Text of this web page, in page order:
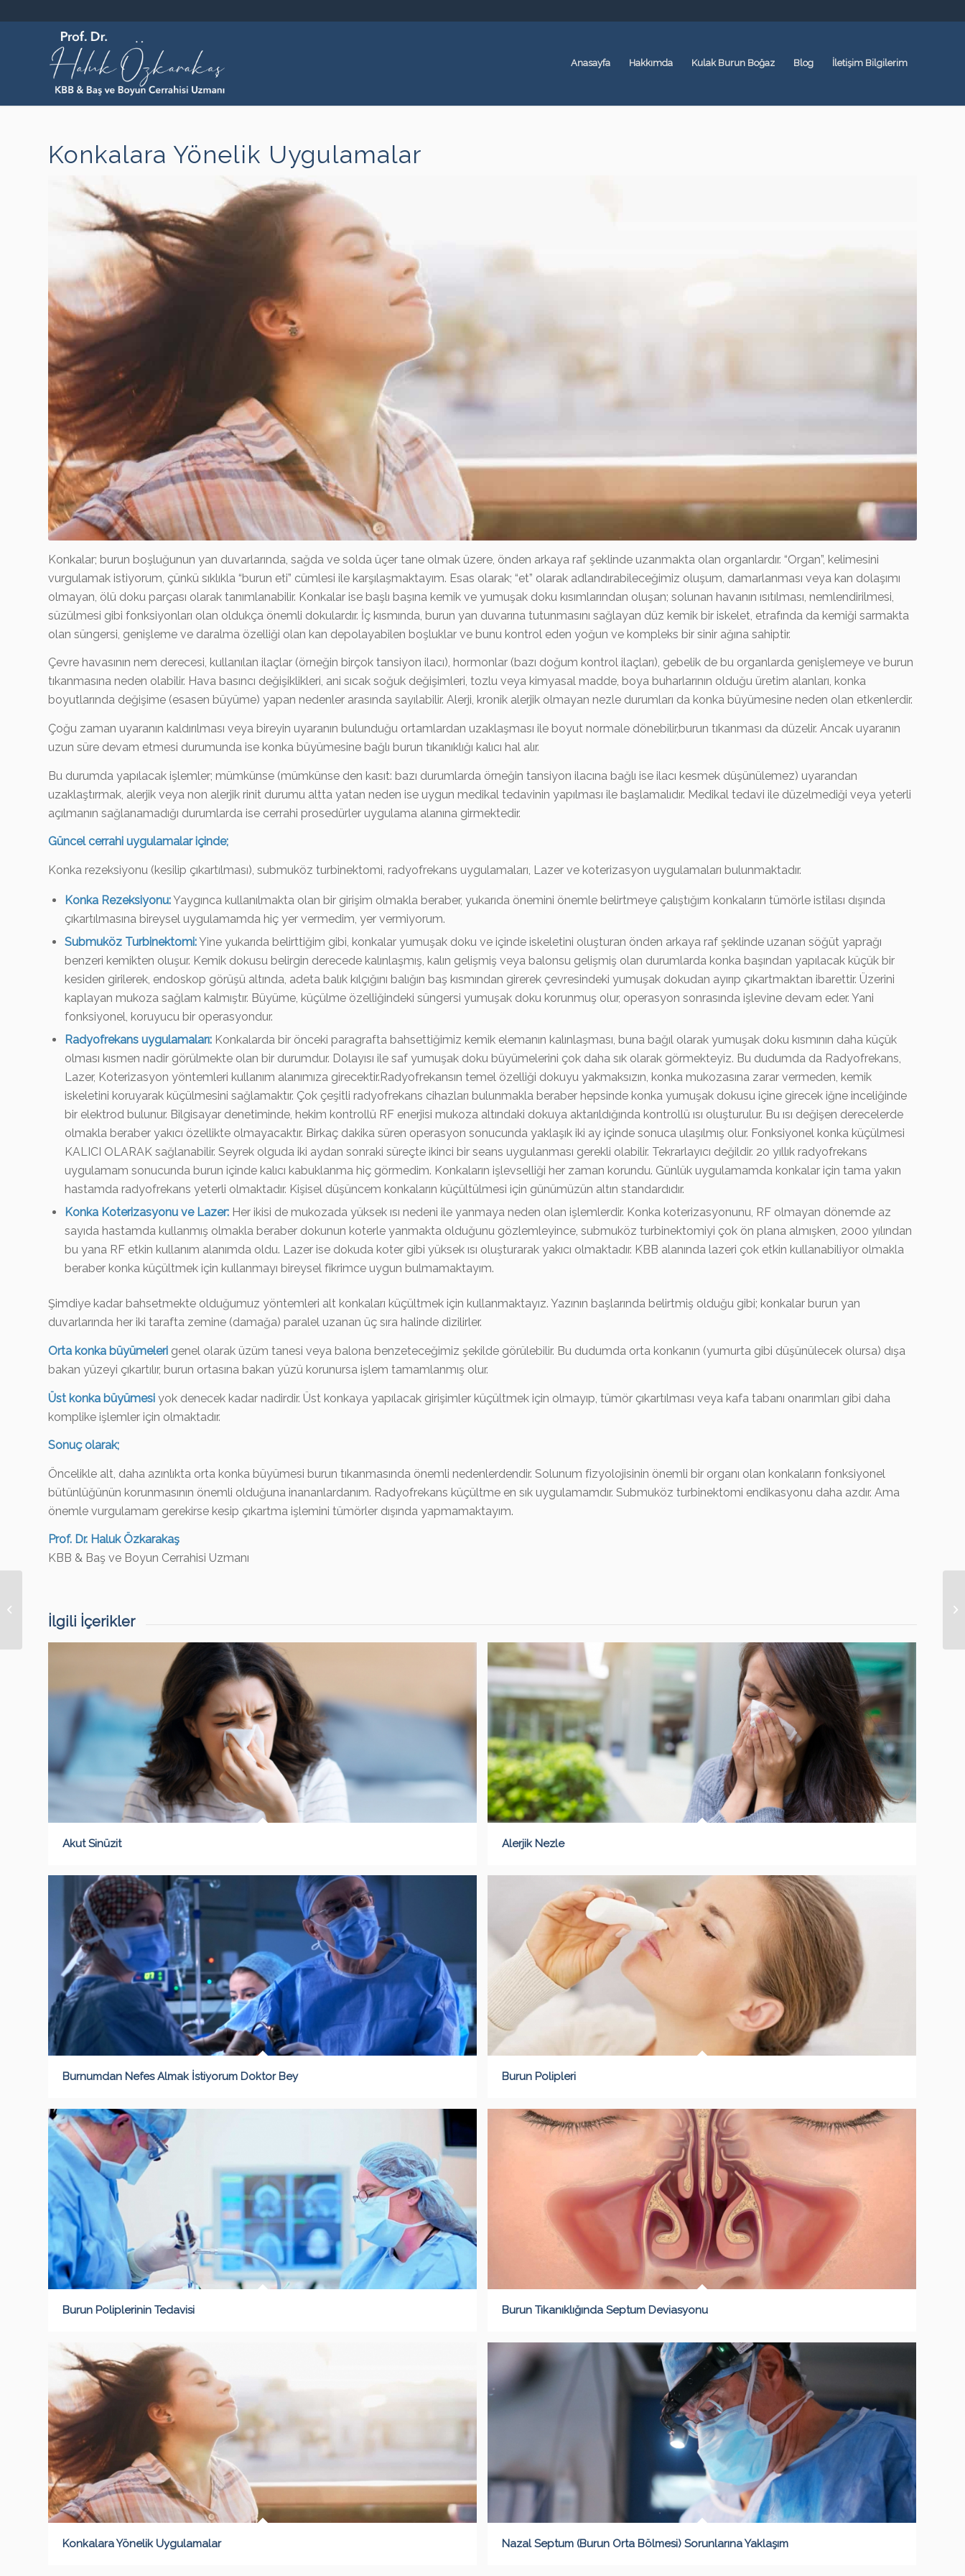
Anasayfa Hakkımda Kulak Burun Boğaz Blog İletişim Bilgilerim
Konkalara Yönelik Uygulamalar
Konkalar; burun boşluğunun yan duvarlarında, sağda ve solda üçer tane olmak üzere, önden arkaya raf şeklinde uzanmakta olan organlardır. “Organ”, kelimesini
vurgulamak istiyorum, çünkü sıklıkla “burun eti” cümlesi ile karşılaşmaktayım. Esas olarak; “et” olarak adlandırabileceğimiz oluşum, damarlanması veya kan dolaşımı
olmayan, ölü doku parçası olarak tanımlanabilir. Konkalar ise başlı başına kemik ve yumuşak doku kısımlarından oluşan; solunan havanın ısıtılması, nemlendirilmesi,
süzülmesi gibi fonksiyonları olan oldukça önemli dokulardır. İç kısmında, burun yan duvarına tutunmasını sağlayan düz kemik bir iskelet, etrafında da kemiği sarmakta
olan süngersi, genişleme ve daralma özelliği olan kan depolayabilen boşluklar ve bunu kontrol eden yoğun ve kompleks bir sinir ağına sahiptir.
Çevre havasının nem derecesi, kullanılan ilaçlar (örneğin birçok tansiyon ilacı), hormonlar (bazı doğum kontrol ilaçları), gebelik de bu organlarda genişlemeye ve burun
tıkanmasına neden olabilir. Hava basıncı değişiklikleri, ani sıcak soğuk değişimleri, tozlu veya kimyasal madde, boya buharlarının olduğu üretim alanları, konka
boyutlarında değişime (esasen büyüme) yapan nedenler arasında sayılabilir. Alerji, kronik alerjik olmayan nezle durumları da konka büyümesine neden olan etkenlerdir.
Çoğu zaman uyaranın kaldırılması veya bireyin uyaranın bulunduğu ortamlardan uzaklaşması ile boyut normale dönebilir,burun tıkanması da düzelir. Ancak uyaranın
uzun süre devam etmesi durumunda ise konka büyümesine bağlı burun tıkanıklığı kalıcı hal alır.
Bu durumda yapılacak işlemler; mümkünse (mümkünse den kasıt: bazı durumlarda örneğin tansiyon ilacına bağlı ise ilacı kesmek düşünülemez) uyarandan
uzaklaştırmak, alerjik veya non alerjik rinit durumu altta yatan neden ise uygun medikal tedavinin yapılması ile başlamalıdır. Medikal tedavi ile düzelmediği veya yeterli
açılmanın sağlanamadığı durumlarda ise cerrahi prosedürler uygulama alanına girmektedir.
Güncel cerrahi uygulamalar içinde;
Konka rezeksiyonu (kesilip çıkartılması), submuköz turbinektomi, radyofrekans uygulamaları, Lazer ve koterizasyon uygulamaları bulunmaktadır.
Konka Rezeksiyonu:Yaygınca kullanılmakta olan bir girişim olmakla beraber, yukarıda önemini önemle belirtmeye çalıştığım konkaların tümörle istilası dışında
çıkartılmasına bireysel uygulamamda hiç yer vermedim, yer vermiyorum.
Submuköz Turbinektomi:Yine yukarıda belirttiğim gibi, konkalar yumuşak doku ve içinde iskeletini oluşturan önden arkaya raf şeklinde uzanan söğüt yaprağı
benzeri kemikten oluşur. Kemik dokusu belirgin derecede kalınlaşmış, kalın gelişmiş veya balonsu gelişmiş olan durumlarda konka başından yapılacak küçük bir
kesiden girilerek, endoskop görüşü altında, adeta balık kılçığını balığın baş kısmından girerek çevresindeki yumuşak dokudan ayırıp çıkartmaktan ibarettir. Üzerini
kaplayan mukoza sağlam kalmıştır. Büyüme, küçülme özelliğindeki süngersi yumuşak doku korunmuş olur, operasyon sonrasında işlevine devam eder. Yani
fonksiyonel, koruyucu bir operasyondur.
Radyofrekans uygulamaları: Konkalarda bir önceki paragrafta bahsettiğimiz kemik elemanın kalınlaşması, buna bağıl olarak yumuşak doku kısmının daha küçük
olması kısmen nadir görülmekte olan bir durumdur. Dolayısı ile saf yumuşak doku büyümelerini çok daha sık olarak görmekteyiz. Bu dudumda da Radyofrekans,
Lazer, Koterizasyon yöntemleri kullanım alanımıza girecektir.Radyofrekansın temel özelliği dokuyu yakmaksızın, konka mukozasına zarar vermeden, kemik
iskeletini koruyarak küçülmesini sağlamaktır. Çok çeşitli radyofrekans cihazları bulunmakla beraber hepsinde konka yumuşak dokusu içine girecek iğne inceliğinde
bir elektrod bulunur. Bilgisayar denetiminde, hekim kontrollü RF enerjisi mukoza altındaki dokuya aktarıldığında kontrollü ısı oluşturulur. Bu ısı değişen derecelerde
olmakla beraber yakıcı özellikte olmayacaktır. Birkaç dakika süren operasyon sonucunda yaklaşık iki ay içinde sonuca ulaşılmış olur. Fonksiyonel konka küçülmesi
KALICI OLARAK sağlanabilir. Seyrek olguda iki aydan sonraki süreçte ikinci bir seans uygulanması gerekli olabilir. Tekrarlayıcı değildir. 20 yıllık radyofrekans
uygulamam sonucunda burun içinde kalıcı kabuklanma hiç görmedim. Konkaların işlevselliği her zaman korundu. Günlük uygulamamda konkalar için tama yakın
hastamda radyofrekans yeterli olmaktadır. Kişisel düşüncem konkaların küçültülmesi için günümüzün altın standardıdır.
Konka Koterizasyonu ve Lazer: Her ikisi de mukozada yüksek ısı nedeni ile yanmaya neden olan işlemlerdir. Konka koterizasyonunu, RF olmayan dönemde az
sayıda hastamda kullanmış olmakla beraber dokunun koterle yanmakta olduğunu gözlemleyince, submuköz turbinektomiyi çok ön plana almışken, 2000 yılından
bu yana RF etkin kullanım alanımda oldu. Lazer ise dokuda koter gibi yüksek ısı oluşturarak yakıcı olmaktadır. KBB alanında lazeri çok etkin kullanabiliyor olmakla
beraber konka küçültmek için kullanmayı bireysel fikrimce uygun bulmamaktayım.
Şimdiye kadar bahsetmekte olduğumuz yöntemleri alt konkaları küçültmek için kullanmaktayız. Yazının başlarında belirtmiş olduğu gibi; konkalar burun yan
duvarlarında her iki tarafta zemine (damağa) paralel uzanan üç sıra halinde dizilirler.
Orta konka büyümeleri genel olarak üzüm tanesi veya balona benzeteceğimiz şekilde görülebilir. Bu dudumda orta konkanın (yumurta gibi düşünülecek olursa) dışa
bakan yüzeyi çıkartılır, burun ortasına bakan yüzü korunursa işlem tamamlanmış olur.
Üst konka büyümesi yok denecek kadar nadirdir. Üst konkaya yapılacak girişimler küçültmek için olmayıp, tümör çıkartılması veya kafa tabanı onarımları gibi daha
komplike işlemler için olmaktadır.
Sonuç olarak;
Öncelikle alt, daha azınlıkta orta konka büyümesi burun tıkanmasında önemli nedenlerdendir. Solunum fizyolojisinin önemli bir organı olan konkaların fonksiyonel
bütünlüğünün korunmasının önemli olduğuna inananlardanım. Radyofrekans küçültme en sık uygulamamdır. Submuköz turbinektomi endikasyonu daha azdır. Ama
önemle vurgulamam gerekirse kesip çıkartma işlemini tümörler dışında yapmamaktayım.
Prof. Dr. Haluk Özkarakaş
KBB & Baş ve Boyun Cerrahisi Uzmanı
İlgili İçerikler
Akut Sinüzit Alerjik Nezle
Burnumdan Nefes Almak İstiyorum Doktor Bey Burun Polipleri
Burun Poliplerinin Tedavisi Burun Tıkanıklığında Septum Deviasyonu
Konkalara Yönelik Uygulamalar Nazal Septum (Burun Orta Bölmesi) Sorunlarına Yaklaşım
Otoskleroz Nedir?